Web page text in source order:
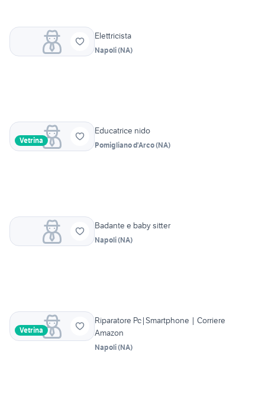
Elettricista
Napoli(NA)
Vetrina
Educatrice nido
Pomigliano d'Arco(NA)
Badante e baby sitter
Napoli(NA)
Vetrina
Riparatore Pc|Smartphone | Corriere
Amazon
Napoli(NA)